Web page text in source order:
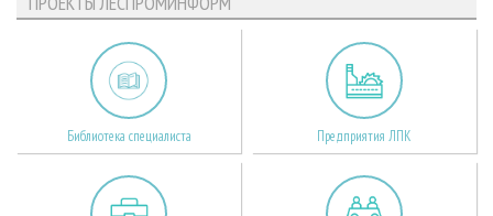
Библиотека специалиста Предприятия ЛПК